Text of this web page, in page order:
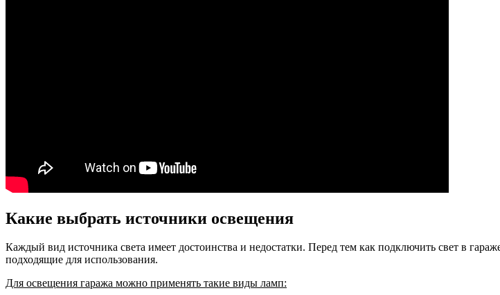
Какие выбрать источники освещения
Каждый вид источника света имеет достоинства и недостатки. Перед тем как подключить свет в
подходящие для использования.
Для освещения гаража можно применять такие виды ламп: